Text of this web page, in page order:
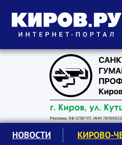
Следите за новостями:
НОВОСТИ КИРОВО-